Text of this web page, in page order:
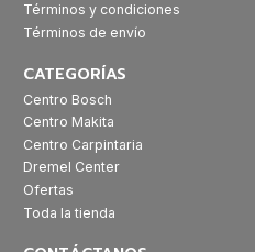
Términos y condiciones
Términos de envío
CATEGORÍAS
Centro Bosch
Centro Makita
Centro Carpintaria
Dremel Center
Ofertas
Toda la tienda